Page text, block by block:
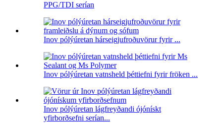
PPG/TDI serían
Inov pólýúretan hárseigjufroðuvörur fyrir ...
Inov pólýúretan vatnsheld þéttiefni fyrir fröken ...
Inov pólýúretan lágfreyðandi ójónískt
yfirborðsefni serían...